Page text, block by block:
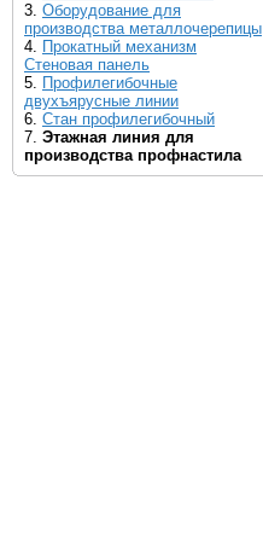
3. Оборудование для
производства металлочерепицы
4. Прокатный механизм
Стеновая панель
5. Профилегибочные
двухъярусные линии
6. Стан профилегибочный
7. Этажная линия для
производства профнастила